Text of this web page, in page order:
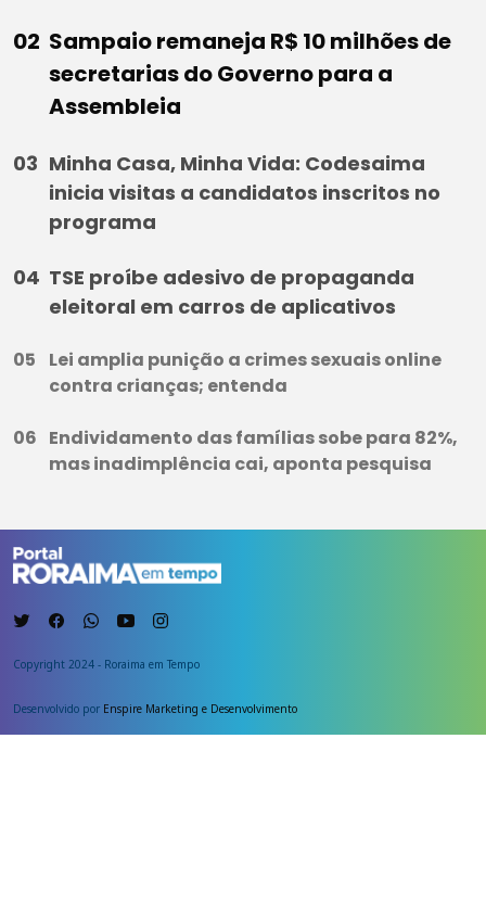
Sampaio remaneja R$ 10 milhões de
secretarias do Governo para a
Assembleia
Minha Casa, Minha Vida: Codesaima
inicia visitas a candidatos inscritos no
programa
TSE proíbe adesivo de propaganda
eleitoral em carros de aplicativos
Lei amplia punição a crimes sexuais online
contra crianças; entenda
Endividamento das famílias sobe para 82%,
mas inadimplência cai, aponta pesquisa
Copyright 2024 - Roraima em Tempo
Desenvolvido por Enspire Marketing e Desenvolvimento